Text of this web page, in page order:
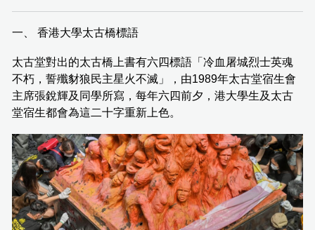
一、 香港大學太古橋標語
太古堂對出的太古橋上書有六四標語「冷血屠城烈士英魂
不朽，誓殲豺狼民主星火不滅」，由1989年太古堂宿生會
主席張銳輝及同學所寫，每年六四前夕，港大學生及太古
堂宿生都會為這二十字重新上色。